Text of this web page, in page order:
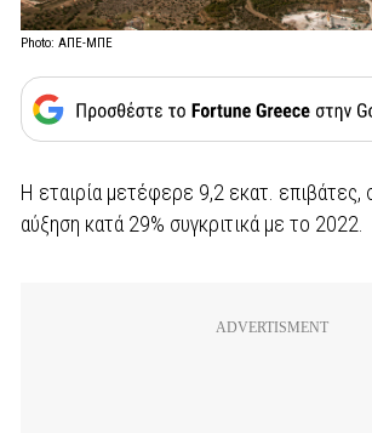
Photo: ΑΠΕ-ΜΠΕ
Η εταιρία μετέφερε 9,2 εκατ. επιβάτες,
αύξηση κατά 29% συγκριτικά με το 2022.